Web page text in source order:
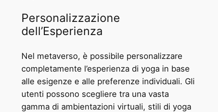
Personalizzazione
dell’Esperienza
Nel metaverso, è possibile personalizzare
completamente l’esperienza di yoga in base
alle esigenze e alle preferenze individuali. Gli
utenti possono scegliere tra una vasta
gamma di ambientazioni virtuali, stili di yoga